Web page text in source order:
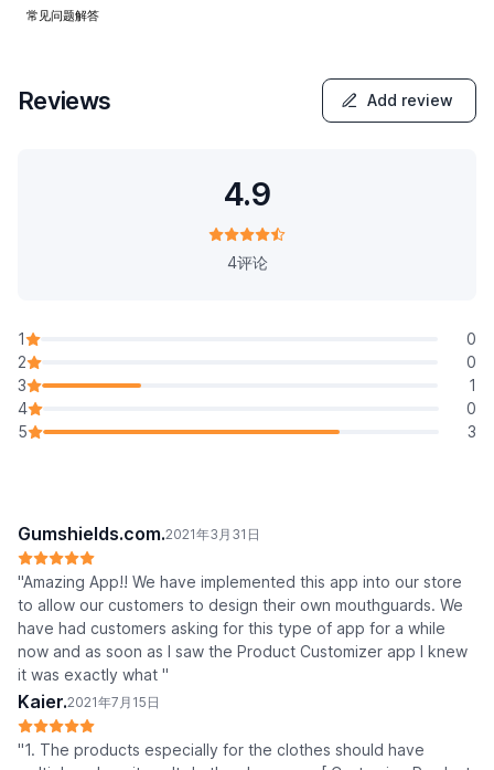
常见问题解答
Reviews Add review
4.9
4评论
1
0
2
0
3
1
4
0
5
3
Gumshields.com.2021年3月31日
"Amazing App!! We have implemented this app into our store
to allow our customers to design their own mouthguards. We
have had customers asking for this type of app for a while
now and as soon as I saw the Product Customizer app I knew
it was exactly what "
Kaier.2021年7月15日
"1. The products especially for the clothes should have